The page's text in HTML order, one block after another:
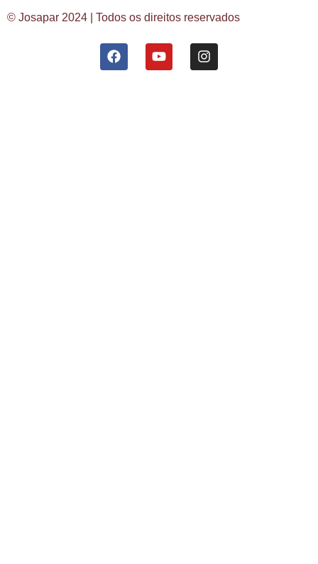
© Josapar 2024 | Todos os direitos reservados